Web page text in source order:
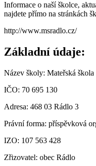
Informace o naší školce,
najdete přímo na stránkách
http://www.msradlo.cz/
Základní údaje:
Název školy: Mateřská škola
IČO: 70 695 130
Adresa: 468 03 Rádlo 3
Právní forma: příspěvková
IZO: 107 563 428
Zřizovatel: obec Rádlo